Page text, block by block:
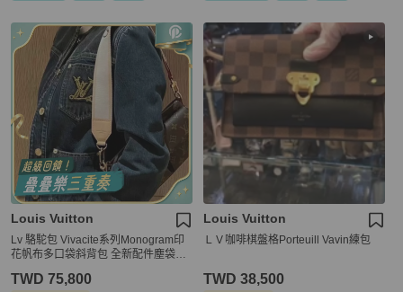
Louis Vuitton
Lv 駱駝包 Vivacite系列Monogram印
花帆布多口袋斜背包 全新配件塵袋盒
TWD 75,800
Louis Vuitton
ＬＶ咖啡棋盤格Porteuill Vavin練包
TWD 38,500